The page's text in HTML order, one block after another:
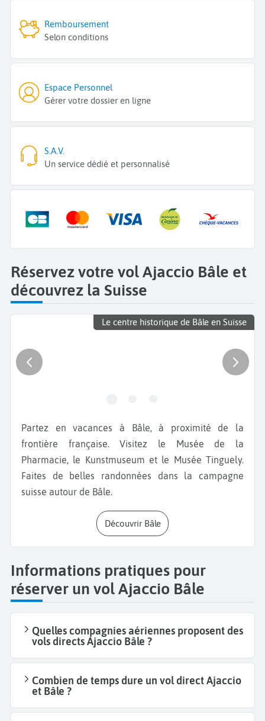
Remboursement
Selon conditions
Espace Personnel
Gérer votre dossier en ligne
S.A.V.
Un service dédié et personnalisé
Réservez votre vol Ajaccio Bâle et
découvrez la Suisse
Le centre historique de Bâle en Suisse
Partez en vacances à Bâle, à proximité de la
frontière française. Visitez le Musée de la
Pharmacie, le Kunstmuseum et le Musée Tinguely.
Faites de belles randonnées dans la campagne
suisse autour de Bâle.
Découvrir Bâle
Informations pratiques pour
réserver un vol Ajaccio Bâle
Quelles compagnies aériennes proposent des
vols directs Ajaccio Bâle ?
Combien de temps dure un vol direct Ajaccio
et Bâle ?